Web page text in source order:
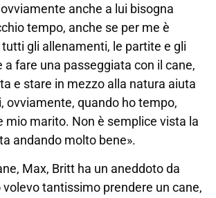
anche a lui bisogna
tempo, anche se per me è
gli allenamenti, le partite e gli
a fare una passeggiata con il cane,
e stare in mezzo alla natura aiuta
ovviamente, quando ho tempo,
mio marito. Non è semplice vista la
andando molto bene».
Max, Britt ha un aneddoto da
volevo tantissimo prendere un cane,